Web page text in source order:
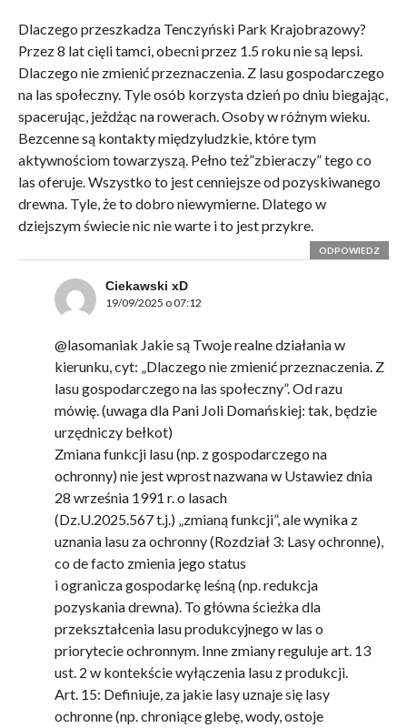
Dlaczego przeszkadza Tenczyński Park Krajobrazowy?
Przez 8 lat cięli tamci, obecni przez 1.5 roku nie są lepsi.
Dlaczego nie zmienić przeznaczenia. Z lasu gospodarczego
na las społeczny. Tyle osób korzysta dzień po dniu biegając,
spacerując, jeżdżąc na rowerach. Osoby w różnym wieku.
Bezcenne są kontakty międzyludzkie, które tym
aktywnościom towarzyszą. Pełno też”zbieraczy” tego co
las oferuje. Wszystko to jest cenniejsze od pozyskiwanego
drewna. Tyle, że to dobro niewymierne. Dlatego w
dziejszym świecie nic nie warte i to jest przykre.
ODPOWIEDZ
Ciekawski xD
19/09/2025 o 07:12
@lasomaniak Jakie są Twoje realne działania w
kierunku, cyt: „Dlaczego nie zmienić przeznaczenia. Z
lasu gospodarczego na las społeczny”. Od razu
mówię. (uwaga dla Pani Joli Domańskiej: tak, będzie
urzędniczy bełkot)
Zmiana funkcji lasu (np. z gospodarczego na
ochronny) nie jest wprost nazwana w Ustawiez dnia
28 września 1991 r. o lasach
(Dz.U.2025.567 t.j.) „zmianą funkcji”, ale wynika z
uznania lasu za ochronny (Rozdział 3: Lasy ochronne),
co de facto zmienia jego status
i ogranicza gospodarkę leśną (np. redukcja
pozyskania drewna). To główna ścieżka dla
przekształcenia lasu produkcyjnego w las o
priorytecie ochronnym. Inne zmiany reguluje art. 13
ust. 2 w kontekście wyłączenia lasu z produkcji.
Art. 15: Definiuje, za jakie lasy uznaje się lasy
ochronne (np. chroniące glebę, wody, ostoje